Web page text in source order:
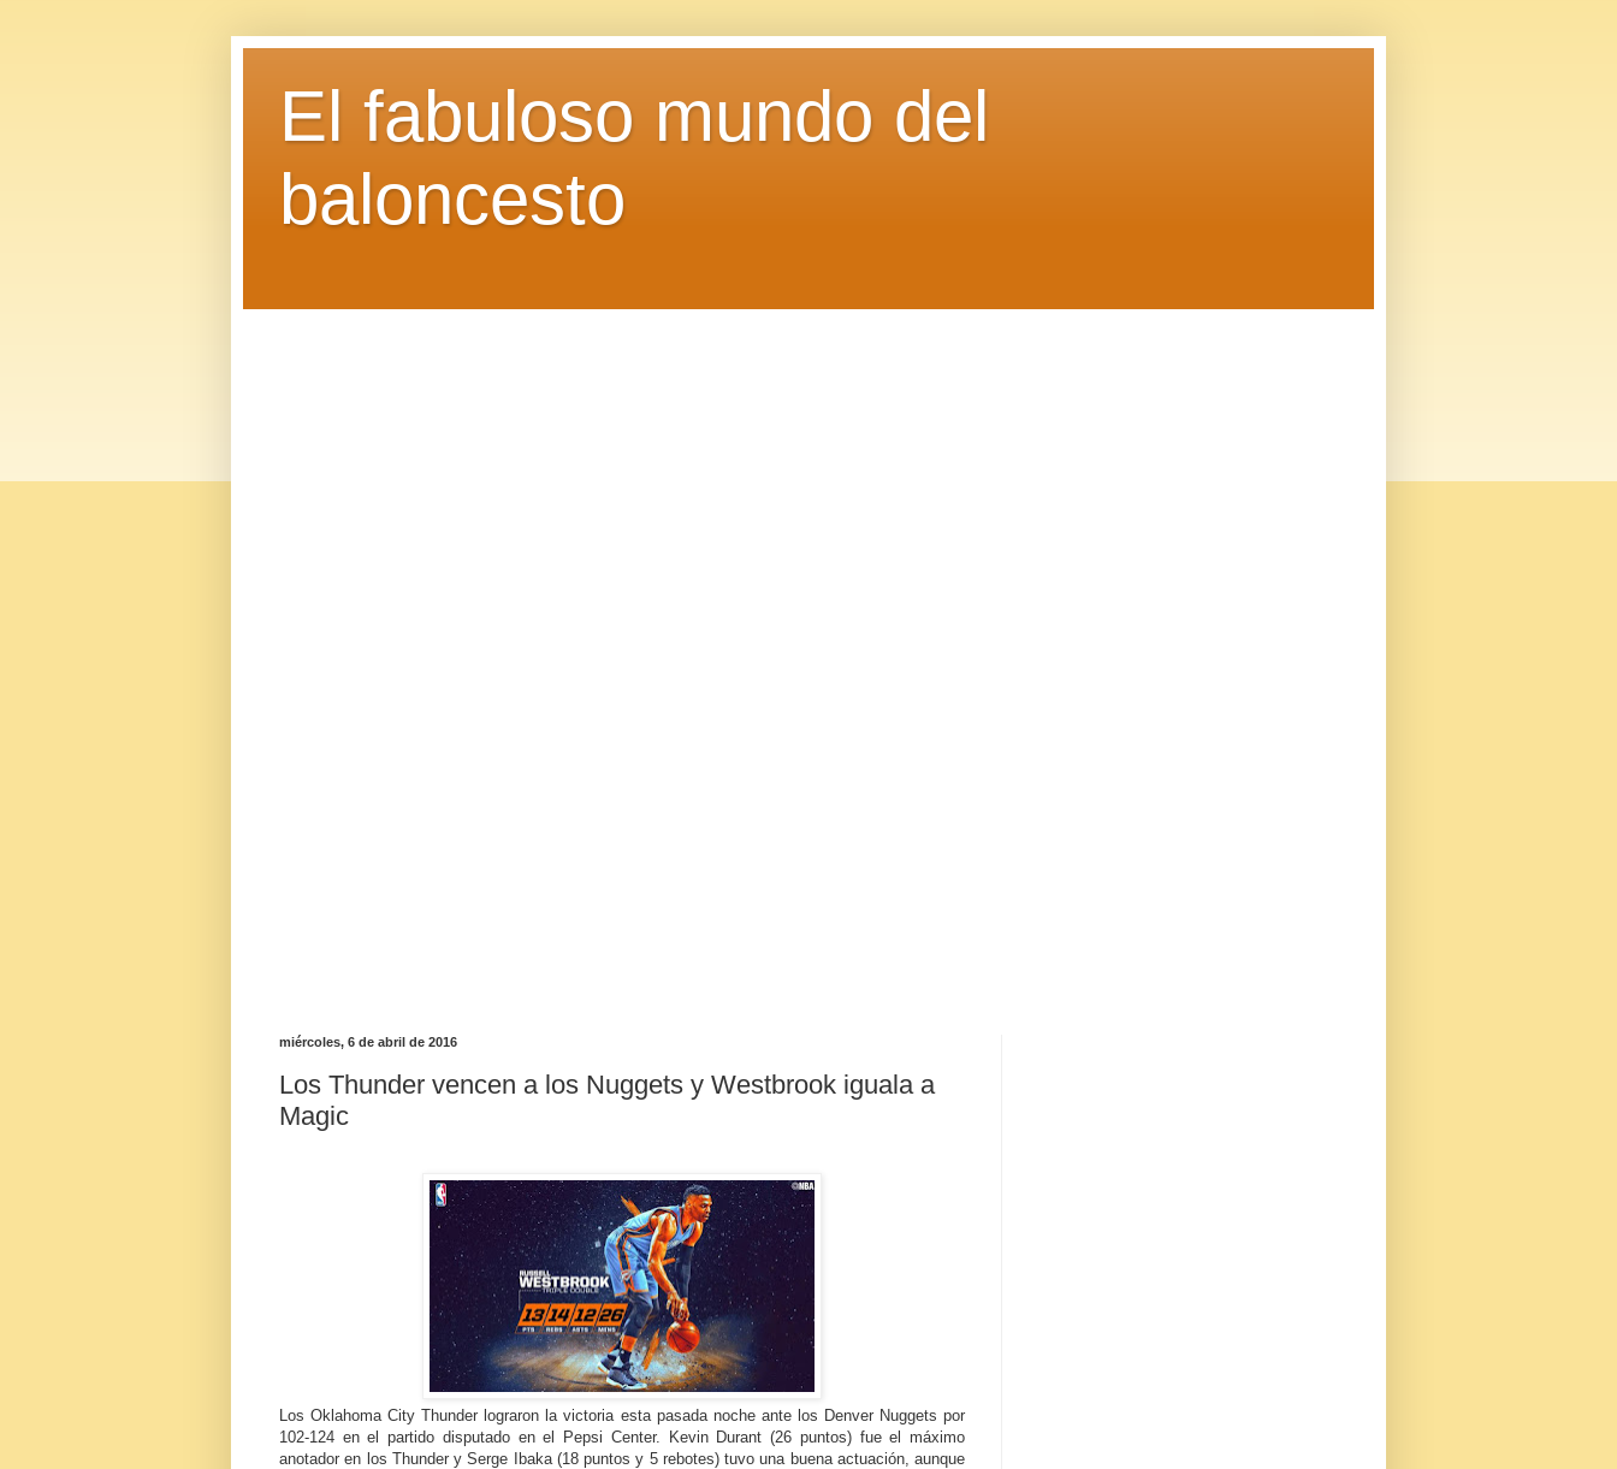
El fabuloso mundo del
baloncesto
miércoles, 6 de abril de 2016
Los Thunder vencen a los Nuggets y Westbrook iguala a
Magic
Los Oklahoma City Thunder lograron la victoria esta pasada noche ante los Denver Nuggets por
102-124 en el partido disputado en el Pepsi Center. Kevin Durant (26 puntos) fue el máximo
anotador en los Thunder y Serge Ibaka (18 puntos y 5 rebotes) tuvo una buena actuación, aunque